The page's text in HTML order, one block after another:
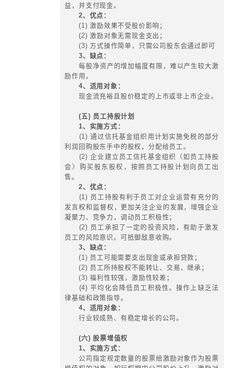
中长期激励体系
一、中长期激励体系设计的目标
促进集团长期稳定发展、激发员
引优秀人才、完善治理结构、降低集
二、中长期激励体系设计的作用
1、促进集团长期稳定发展：
集团与个人共同持续发展的理念和企
长期价值的创造，促进公司长期稳定
2、激发员工积极性：健全集团
机制，有效调动公司高级管理人员的
性，使其诚信勤勉地开展工作，确保
3、吸引优秀人才：
近期利益，能更灵活地吸引各种人才
促进公司发展。